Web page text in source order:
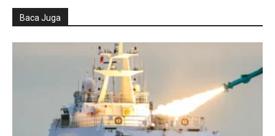
Baca Juga